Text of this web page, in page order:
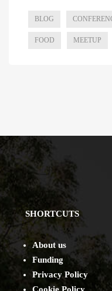
BLOG
FOOD MEETUP
SHORTCUTS
About us
Funding
Privacy Policy